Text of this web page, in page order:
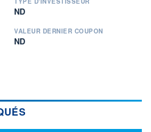
ND
VALEUR DERNIER COUPON
ND